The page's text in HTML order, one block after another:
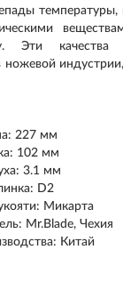
температуры,
Эти
ножевой
227 мм
102 мм
3.1 мм
D2
Микарта
Mr.Blade, Чехия
Китай